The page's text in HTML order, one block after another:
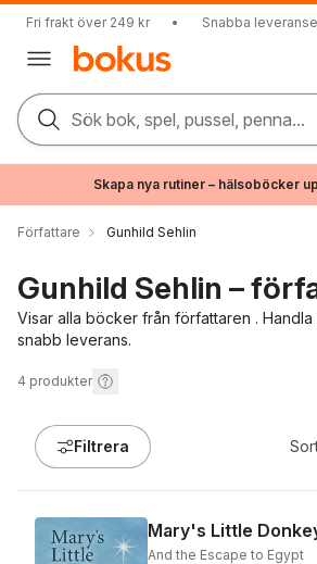
Fri frakt över 249 kr • Snabba
Sök bok, spel, pussel, penna...
Skapa nya rutiner – hälsoböcker
Författare Gunhild Sehlin
Gunhild Sehlin –
Visar alla böcker från författaren .
snabb leverans.
4 produkter
Filtrera
Mary's Little
And the Escape to Egypt